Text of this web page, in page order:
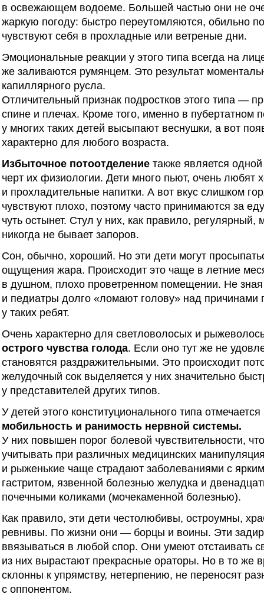
в освежающем водоеме. Большей частью они не
жаркую погоду: быстро переутомляются, обильно
чувствуют себя в прохладные или ветреные дни.
Эмоциональные реакции у этого типа всегда на
же заливаются румянцем. Это результат
капиллярного русла.
Отличительный признак подростков этого типа —
спине и плечах. Кроме того, именно в пубертатном
у многих таких детей высыпают веснушки, а вот
характерно для любого возраста.
Избыточное потоотделение также является
черт их физиологии. Дети много пьют, очень любят
и прохладительные напитки. А вот вкус слишком
чувствуют плохо, поэтому часто принимаются за
чуть остынет. Стул у них, как правило, регулярный,
никогда не бывает запоров.
Сон, обычно, хороший. Но эти дети могут
ощущения жара. Происходит это чаще в летние
в душном, плохо проветренном помещении. Не зная
и педиатры долго «ломают голову» над причинами
у таких ребят.
Очень характерно для светловолосых и
острого чувства голода. Если оно тут же не
становятся раздражительными. Это происходит
желудочный сок выделяется у них значительно
у представителей других типов.
У детей этого конституционального типа отмечается
мобильность и ранимость нервной системы.
У них повышен порог болевой чувствительности,
учитывать при различных медицинских
и рыженькие чаще страдают заболеваниями с
гастритом, язвенной болезнью желудка и
почечными коликами (мочекаменной болезнью).
Как правило, эти дети честолюбивы, остроумны,
ревнивы. По жизни они — борцы и воины. Эти
ввязываться в любой спор. Они умеют отстаивать
из них вырастают прекрасные ораторы. Но в то же
склонны к упрямству, нетерпению, не переносят
с оппонентом.